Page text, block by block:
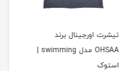
تیشرت اورجینال برند
OHSAA مدل swimming |
استوک